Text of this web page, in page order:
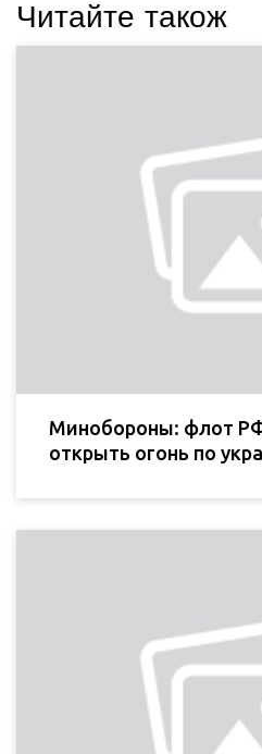
Читайте також
Минобороны: флот
открыть огонь по